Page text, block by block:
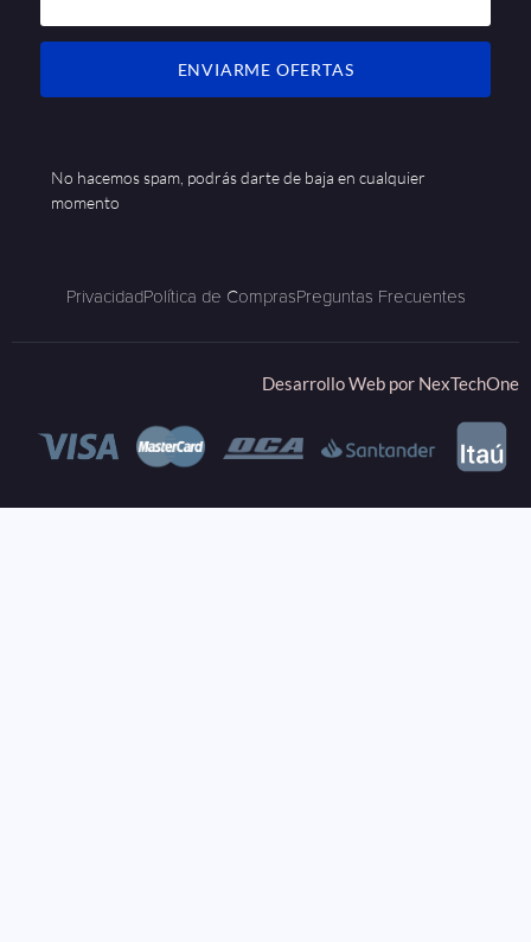
ENVIARME OFERTAS
No hacemos spam, podrás darte de baja en cualquier
momento
PrivacidadPolítica de ComprasPreguntas Frecuentes
Desarrollo Web por NexTechOne